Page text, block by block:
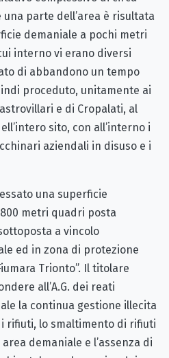
parte dell’area è risultata
demaniale a pochi metri
interno vi erano diversi
di abbandono un tempo
proceduto, unitamente ai
e di Cropalati, al
sito, con all’interno i
aziendali in disuso e i
una superficie
metri quadri posta
a vincolo
ed in zona di protezione
Trionto”. Il titolare
all’A.G. dei reati
la continua gestione illecita
rifiuti, lo smaltimento di rifiuti
demaniale e l’assenza di